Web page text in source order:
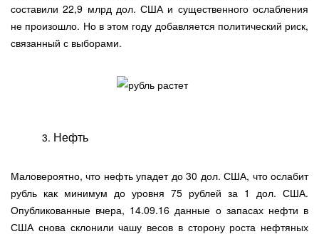
составили 22,9 млрд дол. США и существенного ослабления
не произошло. Но в этом году добавляется политический риск,
связанный с выборами.
Нефть
Маловероятно, что нефть упадет до 30 дол. США, что ослабит
рубль как минимум до уровня 75 рублей за 1 дол. США.
Опубликованные вчера, 14.09.16 данные о запасах нефти в
США снова склонили чашу весов в сторону роста нефтяных